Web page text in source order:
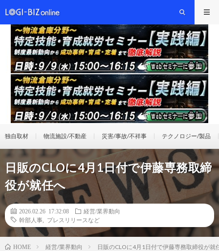
独自取材 物流施設/不動産 災害/事故/不祥事 テクノロジー/製品
日販のCLOに4月1日付で伊藤専務取締
役が就任へ
2026.02.26 17:32:08
経営/業界動向
幹部人事
プレスリリースなど
HOME 経営/業界動向 日販のCLOに4月1日付で伊藤専務取締役が就